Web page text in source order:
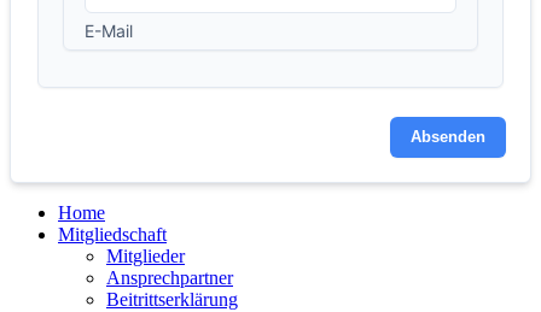
E-Mail
Absenden
Home
Mitgliedschaft
Mitglieder
Ansprechpartner
Beitrittserklärung